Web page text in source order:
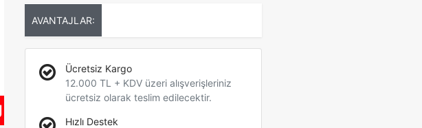
AVANTAJLAR:
Ücretsiz Kargo
12.000 TL + KDV üzeri alışverişleriniz
ücretsiz olarak teslim edilecektir.
Hızlı Destek